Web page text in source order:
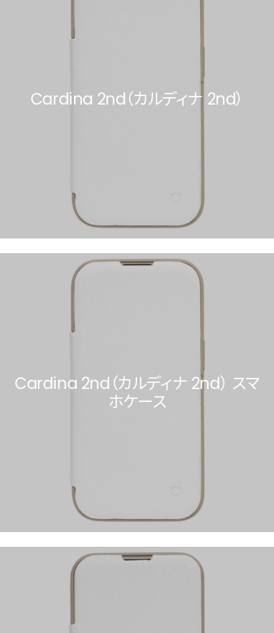
Cardina 2nd（カルディナ 2nd）
Cardina 2nd（カルディナ 2nd） スマ
ホケース